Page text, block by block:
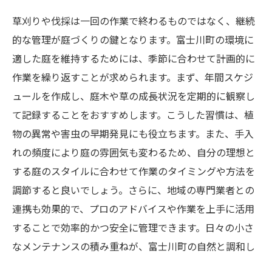
草刈りや伐採は一回の作業で終わるものではなく、継続
的な管理が庭づくりの鍵となります。富士川町の環境に
適した庭を維持するためには、季節に合わせて計画的に
作業を繰り返すことが求められます。まず、年間スケジ
ュールを作成し、庭木や草の成長状況を定期的に観察し
て記録することをおすすめします。こうした習慣は、植
物の異常や害虫の早期発見にも役立ちます。また、手入
れの頻度により庭の雰囲気も変わるため、自分の理想と
する庭のスタイルに合わせて作業のタイミングや方法を
調節すると良いでしょう。さらに、地域の専門業者との
連携も効果的で、プロのアドバイスや作業を上手に活用
することで効率的かつ安全に管理できます。日々の小さ
なメンテナンスの積み重ねが、富士川町の自然と調和し